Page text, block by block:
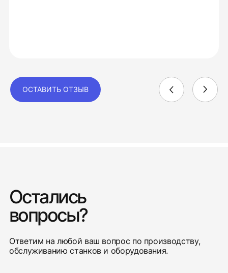
ОСТАВИТЬ ОТЗЫВ
Остались
вопросы?
Ответим на любой ваш вопрос по производству,
обслуживанию станков и оборудования.